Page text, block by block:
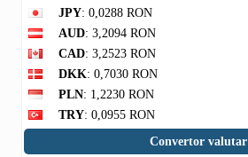
JPY: 0,0288 RON
AUD: 3,2094 RON
CAD: 3,2523 RON
DKK: 0,7030 RON
PLN: 1,2230 RON
TRY: 0,0955 RON
Convertor valutar